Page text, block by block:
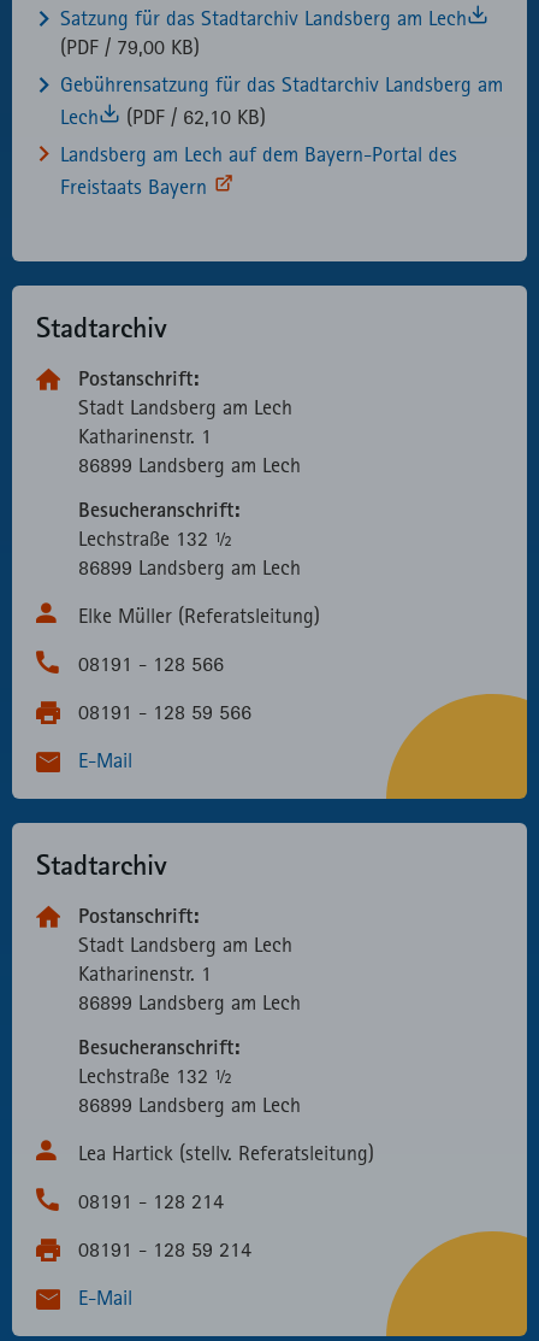
Satzung für das Stadtarchiv Landsberg am Lech
(PDF / 79,00 KB)
Gebührensatzung für das Stadtarchiv Landsberg am
Lech
(PDF / 62,10 KB)
Landsberg am Lech auf dem Bayern-Portal des
Freistaats Bayern
Stadtarchiv
Postanschrift:
Stadt Landsberg am Lech
Katharinen­str. 1
86899 Landsberg am Lech
Besucheranschrift:
Lechstraße 132 ½
86899 Landsberg am Lech
Elke Müller (Referatsleitung)
08191 - 128 566
08191 - 128 59 566
E-Mail
Stadtarchiv
Postanschrift:
Stadt Landsberg am Lech
Katharinen­str. 1
86899 Landsberg am Lech
Besucheranschrift:
Lechstraße 132 ½
86899 Landsberg am Lech
Lea Hartick (stellv. Referatsleitung)
08191 - 128 214
08191 - 128 59 214
E-Mail